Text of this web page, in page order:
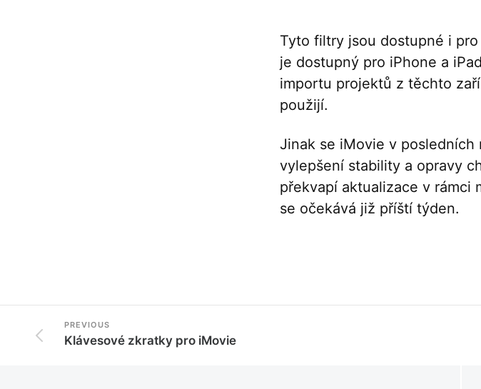
Tyto filtry jsou dostupné i
je dostupný pro iPhone a
importu projektů z těchto
použijí.
Jinak se iMovie v posledních
vylepšení stability a opravy
překvapí aktualizace v rámci
se očekává již příští týden.
PREVIOUS
Klávesové zkratky pro iMovie